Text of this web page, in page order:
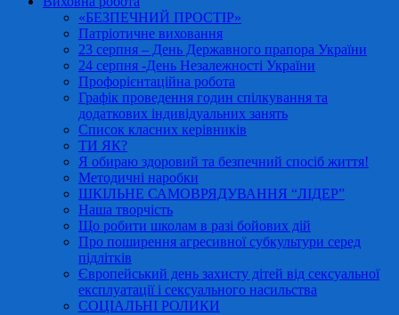
«БЕЗПЕЧНИЙ ПРОСТІР»
Патріотичне виховання
23 серпня – День Державного прапора України
24 серпня -День Незалежності України
Профорієнтаційна робота
Графік проведення годин спілкування та
додаткових індивідуальних занять
Список класних керівників
ТИ ЯК?
Я обираю здоровий та безпечний спосіб життя!
Методичні наробки
ШКІЛЬНЕ САМОВРЯДУВАННЯ “ЛІДЕР”
Наша творчість
Що робити школам в разі бойових дій
Про поширення агресивної субкультури серед
підлітків
Європейський день захисту дітей від сексуальної
експлуатації і сексуального насильства
СОЦІАЛЬНІ РОЛИКИ